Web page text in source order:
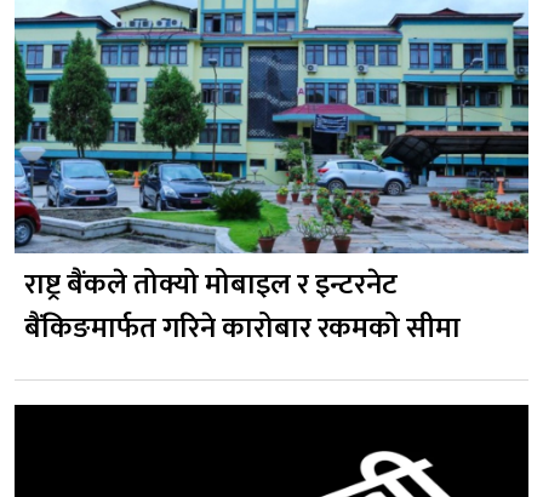
राष्ट्र बैंकले तोक्यो मोबाइल र इन्टरनेट
बैंकिङमार्फत गरिने कारोबार रकमको सीमा